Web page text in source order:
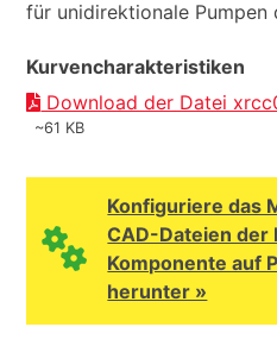
für unidirektionale Pumpen
Kurvencharakteristiken
Download der Datei
~61 KB
Konfiguriere das
CAD-Dateien
Komponente auf
herunter »